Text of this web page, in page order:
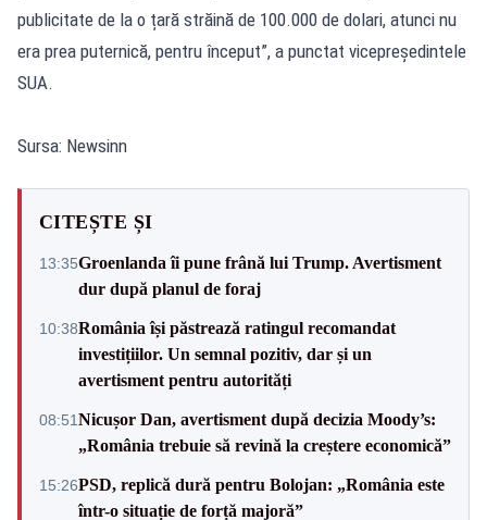
publicitate de la o țară străină de 100.000 de dolari, atunci nu
era prea puternică, pentru început”, a punctat vicepreședintele
SUA.
Sursa: Newsinn
CITEȘTE ȘI
13:35Groenlanda îi pune frână lui Trump. Avertisment
dur după planul de foraj
10:38România își păstrează ratingul recomandat
investițiilor. Un semnal pozitiv, dar și un
avertisment pentru autorități
08:51Nicușor Dan, avertisment după decizia Moody’s:
„România trebuie să revină la creștere economică”
15:26PSD, replică dură pentru Bolojan: „România este
într-o situație de forță majoră”